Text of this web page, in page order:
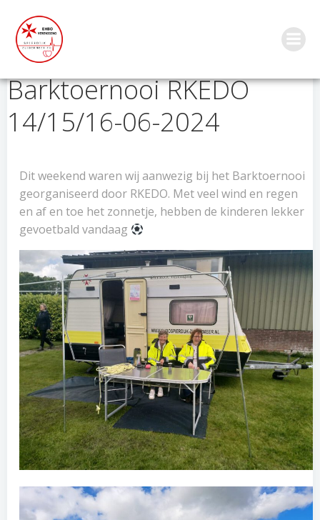
Barktoernooi RKEDO
14/15/16-06-2024
Dit weekend waren wij aanwezig bij het Barktoernooi
georganiseerd door RKEDO. Met veel wind en regen
en af en toe het zonnetje, hebben de kinderen lekker
gevoetbald vandaag